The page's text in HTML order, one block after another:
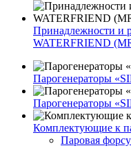
Принадлежности и
WATERFRIEND
Парогенераторы
Парогенераторы
Комплектующие к
Паровая